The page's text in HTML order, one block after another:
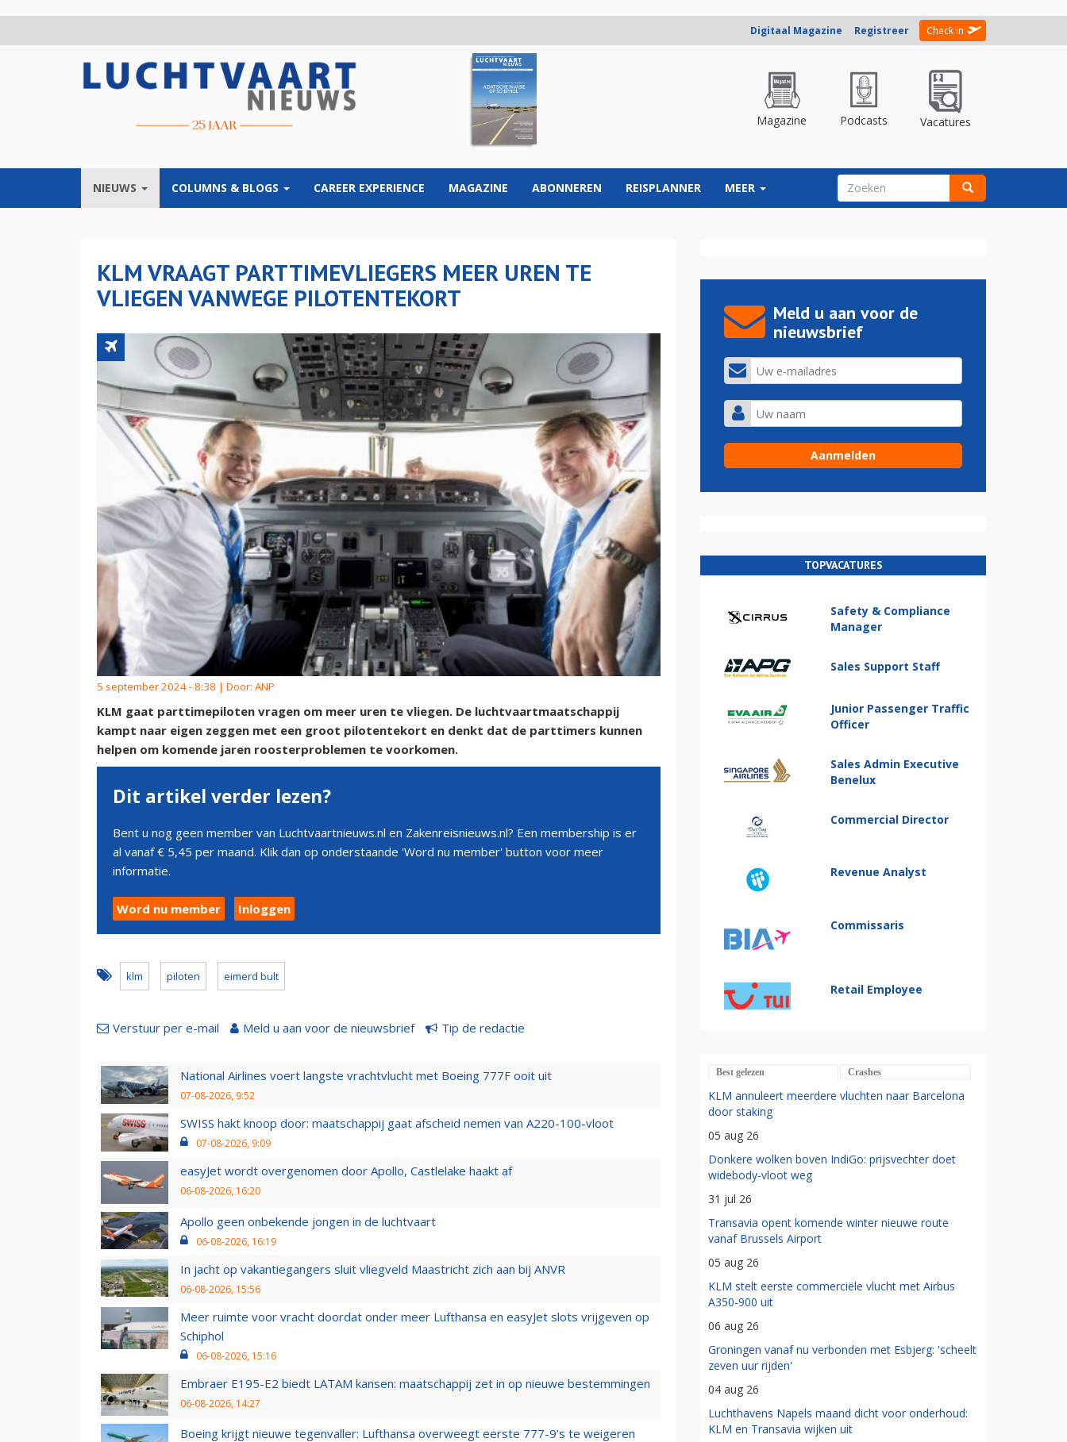
Digitaal Magazine Registreer Check in
Magazine Podcasts Vacatures
NIEUWS COLUMNS & BLOGS CAREER EXPERIENCE MAGAZINE ABONNEREN REISPLANNER MEER ZOEKVELD
KLM VRAAGT PARTTIMEVLIEGERS MEER UREN TE
VLIEGEN VANWEGE PILOTENTEKORT
5 september 2024 - 8:38 | Door: ANP
KLM gaat parttimepiloten vragen om meer uren te vliegen. De luchtvaartmaatschappij
kampt naar eigen zeggen met een groot pilotentekort en denkt dat de parttimers kunnen
helpen om komende jaren roosterproblemen te voorkomen.
Dit artikel verder lezen?
Bent u nog geen member van Luchtvaartnieuws.nl en Zakenreisnieuws.nl? Een membership is er
al vanaf € 5,45 per maand. Klik dan op onderstaande 'Word nu member' button voor meer
informatie.
Word nu member Inloggen
klm piloten eimerd bult
Verstuur per e-mail Meld u aan voor de nieuwsbrief Tip de redactie
National Airlines voert langste vrachtvlucht met Boeing 777F ooit uit
07-08-2026, 9:52
SWISS hakt knoop door: maatschappij gaat afscheid nemen van A220-100-vloot
07-08-2026, 9:09
easyJet wordt overgenomen door Apollo, Castlelake haakt af
06-08-2026, 16:20
Apollo geen onbekende jongen in de luchtvaart
06-08-2026, 16:19
In jacht op vakantiegangers sluit vliegveld Maastricht zich aan bij ANVR
06-08-2026, 15:56
Meer ruimte voor vracht doordat onder meer Lufthansa en easyJet slots vrijgeven op
Schiphol
06-08-2026, 15:16
Embraer E195-E2 biedt LATAM kansen: maatschappij zet in op nieuwe bestemmingen
06-08-2026, 14:27
Boeing krijgt nieuwe tegenvaller: Lufthansa overweegt eerste 777-9’s te weigeren
Meld u aan voor de
nieuwsbrief
TOPVACATURES
Safety & Compliance
Manager
Sales Support Staff
Junior Passenger Traffic
Officer
Sales Admin Executive
Benelux
Commercial Director
Revenue Analyst
Commissaris
Retail Employee
Best gelezen Crashes
KLM annuleert meerdere vluchten naar Barcelona
door staking
05 aug 26
Donkere wolken boven IndiGo: prijsvechter doet
widebody-vloot weg
31 jul 26
Transavia opent komende winter nieuwe route
vanaf Brussels Airport
05 aug 26
KLM stelt eerste commerciële vlucht met Airbus
A350-900 uit
06 aug 26
Groningen vanaf nu verbonden met Esbjerg: 'scheelt
zeven uur rijden'
04 aug 26
Luchthavens Napels maand dicht voor onderhoud:
KLM en Transavia wijken uit